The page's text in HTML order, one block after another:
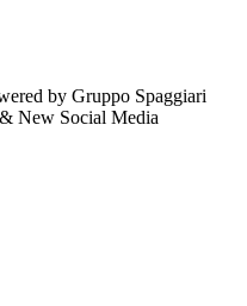
by Gruppo Spaggiari
New Social Media